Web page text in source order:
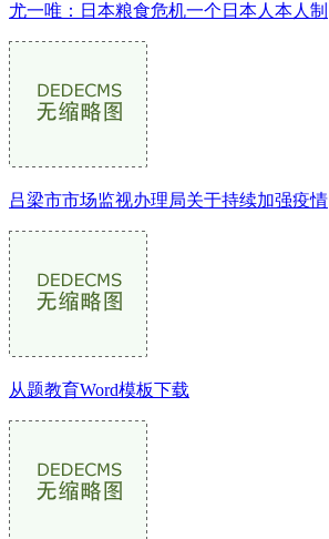
尤一唯：日本粮食危机一个日本人本人制
吕梁市市场监视办理局关于持续加强疫情
从题教育Word模板下载